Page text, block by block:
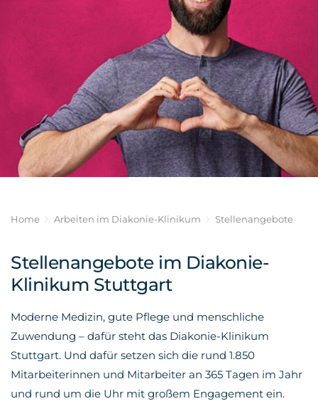
Funktionsdienst
Ausländische
Pflegekräfte
Ärztlicher
Dienst
Medizinische
Fachangestellte
Praxen
Verwaltung
und IT
Weitere
Führungsziele
Ehrenamt
Zertifizierung
"Great
To
Pflegefachfrau
Gesundheits-
und
Krankenpflegehilfe
Operationstechnische
Assistenz
Anästhesietechnische
Assistenz
in der
Medizinische
Fachangestellte
für
Medizinprodukteaufbereitung
Kaufleute
Gesundheitswesen
Büromanagement
Klinikum
Duales
Studium
Pflege
(B.Sc.)
BWL-
Gesundheitsmanagement
Medizinische
Informatik
Wirtschaftsinformatik
E-
Arbeit
PJ —
Praktisches
Jahr
Freiwilligendienst
(FSJ &
BFD)
Pflegepraktikum
Trainee
Pflegedirektion
zur
Bewerbung
Impressum
Home Arbeiten im Diakonie-Klinikum Stellenangebote
Stellenangebote im Diakonie-
Klinikum Stuttgart
Moderne Medizin, gute Pflege und menschliche
Zuwendung – dafür steht das Diakonie-Klinikum
Stuttgart. Und dafür setzen sich die rund 1.850
Mitarbeiterinnen und Mitarbeiter an 365 Tagen im Jahr
und rund um die Uhr mit großem Engagement ein.